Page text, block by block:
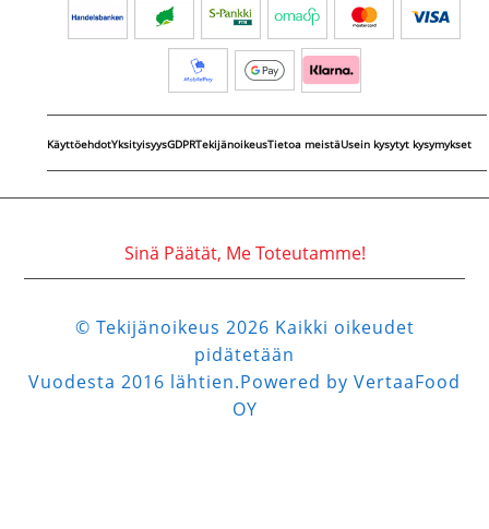
KäyttöehdotYksityisyysGDPRTekijänoikeusTietoa meistäUsein kysytyt kysymykset
Sinä Päätät, Me Toteutamme!
© Tekijänoikeus 2026 Kaikki oikeudet
pidätetään
Vuodesta 2016 lähtien.Powered by VertaaFood
OY